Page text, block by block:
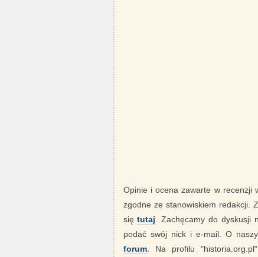
Opinie i ocena zawarte w recenzji
zgodne ze stanowiskiem redakcji.
siętutaj. Zachęcamy do dyskusji
podać swój nick i e-mail. O
forum. Na profilu